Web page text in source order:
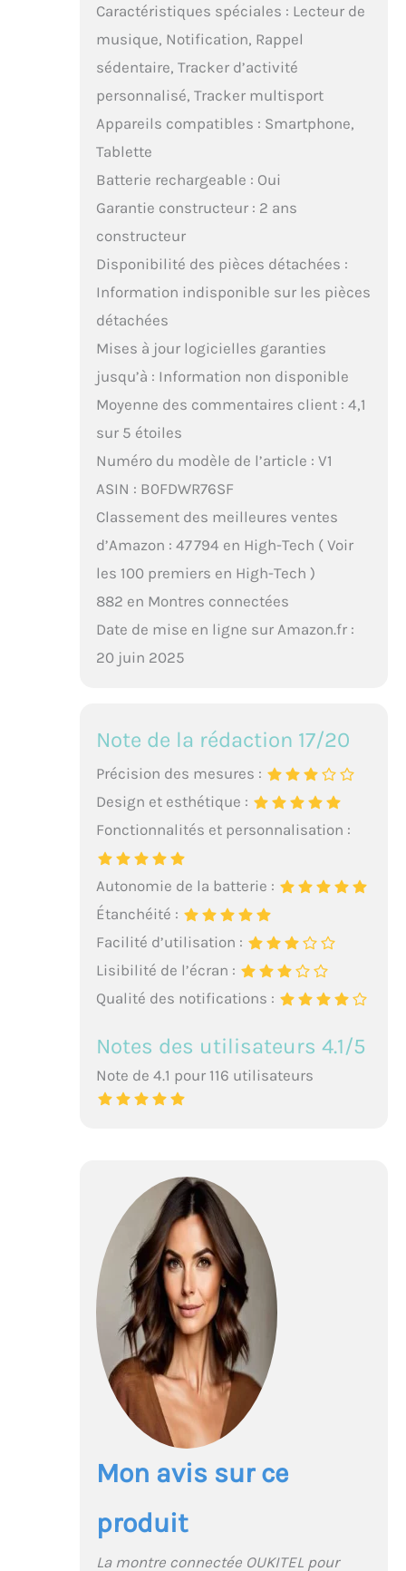
Caractéristiques spéciales : Lecteur de
musique, Notification, Rappel
sédentaire, Tracker d’activité
personnalisé, Tracker multisport
Appareils compatibles : Smartphone,
Tablette
Batterie rechargeable : Oui
Garantie constructeur : 2 ans
constructeur
Disponibilité des pièces détachées :
Information indisponible sur les pièces
détachées
Mises à jour logicielles garanties
jusqu’à : Information non disponible
Moyenne des commentaires client : 4,1
sur 5 étoiles
Numéro du modèle de l’article : V1
ASIN : B0FDWR76SF
Classement des meilleures ventes
d’Amazon : 47 794 en High-Tech ( Voir
les 100 premiers en High-Tech )
882 en Montres connectées
Date de mise en ligne sur Amazon.fr :
20 juin 2025
Note de la rédaction 17/20
Précision des mesures :
Design et esthétique :
Fonctionnalités et personnalisation :
Autonomie de la batterie :
Étanchéité :
Facilité d’utilisation :
Lisibilité de l’écran :
Qualité des notifications :
Notes des utilisateurs 4.1/5
Note de 4.1 pour 116 utilisateurs
Mon avis sur ce
produit
La montre connectée OUKITEL pour